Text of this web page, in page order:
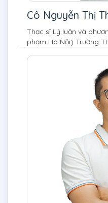
Cô Nguyễn Thị
Thạc sĩ Lý luận và
phạm Hà Nội) Trường